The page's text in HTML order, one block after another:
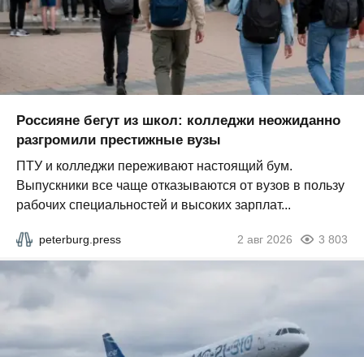
Россияне бегут из школ: колледжи неожиданно
разгромили престижные вузы
ПТУ и колледжи переживают настоящий бум.
Выпускники все чаще отказываются от вузов в пользу
рабочих специальностей и высоких зарплат...
peterburg.press 2 авг 2026 3 803